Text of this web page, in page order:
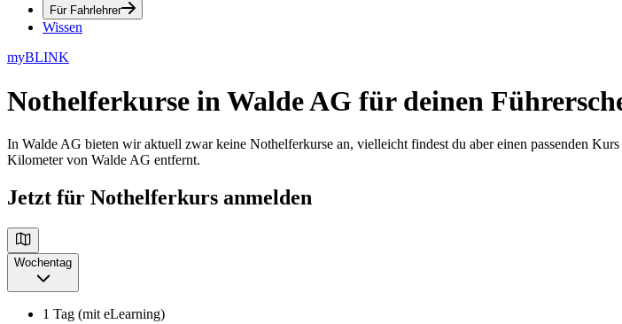
Für Fahrlehrer
Wissen
myBLINK
Nothelferkurse in Walde AG für deinen
In Walde AG bieten wir aktuell zwar keine Nothelferkurse an, vielleicht findest du aber einen passenden Kurs
Kilometer von Walde AG entfernt.
Jetzt für Nothelferkurs anmelden
Wochentag
1 Tag (mit eLearning)